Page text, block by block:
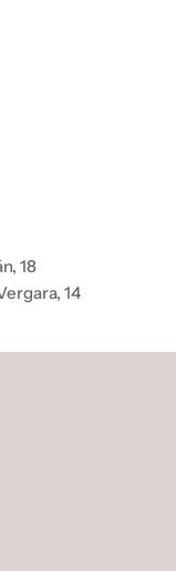
18
14